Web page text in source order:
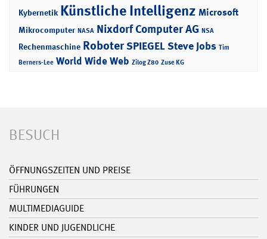
Kybernetik Künstliche Intelligenz Microsoft
Mikrocomputer NASA Nixdorf Computer AG NSA
Rechenmaschine RoboterSPIEGELSteve Jobs Tim
Berners-Lee World Wide Web Zilog Z80 Zuse KG
BESUCH
ÖFFNUNGSZEITEN UND PREISE
FÜHRUNGEN
MULTIMEDIAGUIDE
KINDER UND JUGENDLICHE